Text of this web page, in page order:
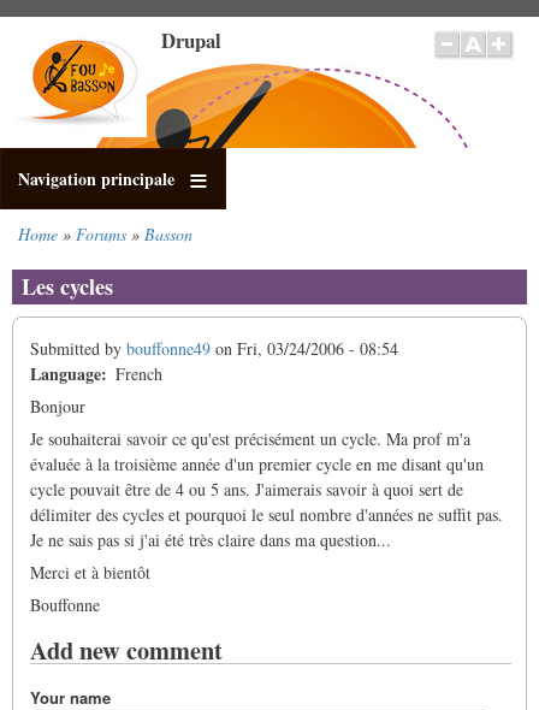
main
content
Drupal
Navigation principale
Home Forums Basson
Les cycles
Submitted by bouffonne49 on Fri, 03/24/2006 - 08:54
Language
French
Bonjour
Je souhaiterai savoir ce qu'est précisément un cycle. Ma prof m'a
évaluée à la troisième année d'un premier cycle en me disant qu'un
cycle pouvait être de 4 ou 5 ans. J'aimerais savoir à quoi sert de
délimiter des cycles et pourquoi le seul nombre d'années ne suffit pas.
Je ne sais pas si j'ai été très claire dans ma question...
Merci et à bientôt
Bouffonne
Add new comment
Your name